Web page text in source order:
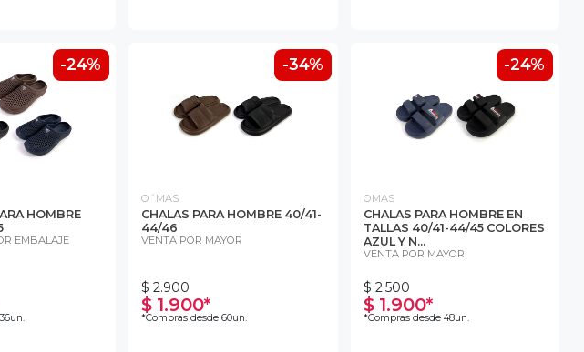
-24%
HOMBRE
EMBALAJE
-34%
O´MAS
CHALAS PARA HOMBRE 40/41-
44/46
VENTA POR MAYOR
$ 2.900
$ 1.900*
*Compras desde 60un.
-24%
OMAS
CHALAS PARA HOMBRE EN
TALLAS 40/41-44/45 COLORES
AZUL Y N...
VENTA POR MAYOR
$ 2.500
$ 1.900*
*Compras desde 48un.